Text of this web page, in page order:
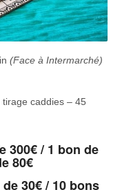
(Face à Intermarché)
tirage caddies – 45
300€ / 1 bon de
80€
30€ / 10 bons